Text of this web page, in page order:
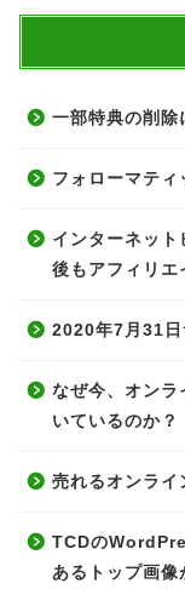
一部特典の削除
フォローマティ
インターネッ
後もアフィリエ
2020年7月31日
なぜ今、オンラ
いているのか？
売れるオンライ
TCDの
あるトップ画像